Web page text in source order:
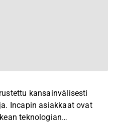
kansainvälisesti
Incapin asiakkaat ovat
teknologian